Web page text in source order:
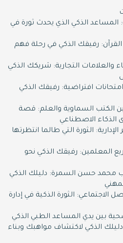
المساعد الذكي الذي يحدث ثورة في
رفيقك الذكي في رحلة فهم
والعلامات التجارية: شريكك الذكي
افتراضية: رفيقك الذكي
الكتب السماوية والعلم: قصة
الاصطناعي
الثورة التي طالما انتظرتها
المعلمين: رفيقك الذكي نحو
محمد حسن السمرة: دليلك الذكي
الاجتماعي: الثورة الذكية في إدارة
بين يدي المساعد الطبي الذكي
الذكي لاكتشاف مواهبك وبناء